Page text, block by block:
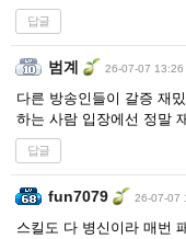
답글
범계 26-07-07 13:26
다른 방송인들이 갈증 재
하는 사람 입장에선 정말
답글
fun7079 26-07-07
스킬도 다 병신이라 매번